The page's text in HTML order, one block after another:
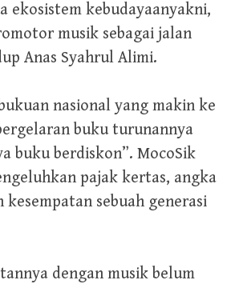
ekosistem kebudayaanyakni,
musik sebagai jalan
Anas Syahrul Alimi.
nasional yang makin ke
buku turunannya
buku berdiskon”. MocoSik
pajak kertas, angka
sebuah generasi
dengan musik belum